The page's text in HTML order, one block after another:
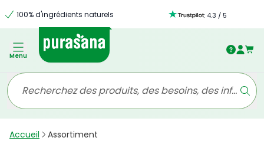
100% d'ingrédients naturels : 4.3 /5
Menu
Accueil Assortiment